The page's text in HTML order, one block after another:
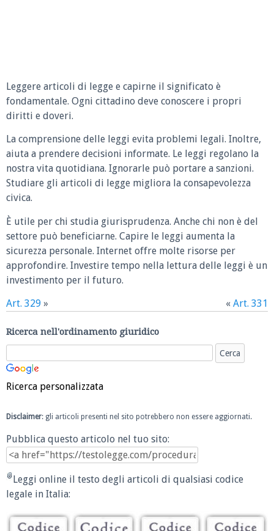
Leggere articoli di legge e capirne il significato è
fondamentale. Ogni cittadino deve conoscere i propri
diritti e doveri.
La comprensione delle leggi evita problemi legali. Inoltre,
aiuta a prendere decisioni informate. Le leggi regolano la
nostra vita quotidiana. Ignorarle può portare a sanzioni.
Studiare gli articoli di legge migliora la consapevolezza
civica.
È utile per chi studia giurisprudenza. Anche chi non è del
settore può beneficiarne. Capire le leggi aumenta la
sicurezza personale. Internet offre molte risorse per
approfondire. Investire tempo nella lettura delle leggi è un
investimento per il futuro.
Art. 329 » « Art. 331
Ricerca nell'ordinamento giuridico
Ricerca personalizzata
Disclaimer: gli articoli presenti nel sito potrebbero non essere aggiornati.
Pubblica questo articolo nel tuo sito:
Leggi online il testo degli articoli di qualsiasi codice
legale in Italia: